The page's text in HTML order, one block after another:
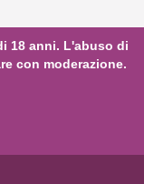
18 anni. L'abuso di
con moderazione.